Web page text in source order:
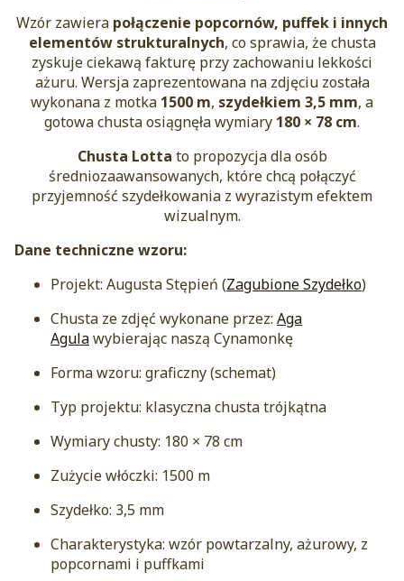
Wzór zawiera połączenie popcornów, puffek i innych
elementów strukturalnych, co sprawia, że chusta
zyskuje ciekawą fakturę przy zachowaniu lekkości
ażuru. Wersja zaprezentowana na zdjęciu została
wykonana z motka 1500 m, szydełkiem 3,5 mm, a
gotowa chusta osiągnęła wymiary 180 × 78 cm.
Chusta Lotta to propozycja dla osób
średniozaawansowanych, które chcą połączyć
przyjemność szydełkowania z wyrazistym efektem
wizualnym.
Dane techniczne wzoru:
Projekt: Augusta Stępień (Zagubione Szydełko)
Chusta ze zdjęć wykonane przez: Aga
Agulawybierając naszą Cynamonkę
Forma wzoru: graficzny (schemat)
Typ projektu: klasyczna chusta trójkątna
Wymiary chusty: 180 × 78 cm
Zużycie włóczki: 1500 m
Szydełko: 3,5 mm
Charakterystyka: wzór powtarzalny, ażurowy, z
popcornami i puffkami